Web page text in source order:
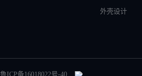
外壳设计
鲁ICP备16018022号-40